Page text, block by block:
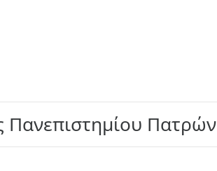
Πανεπιστημίου Πατρών